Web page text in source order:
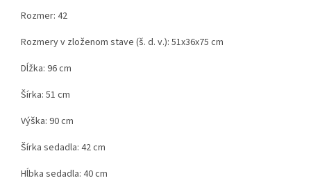
Rozmer: 42
Rozmery v zloženom stave (š. d. v.): 51x36x75 cm
Dĺžka: 96 cm
Šírka: 51 cm
Výška: 90 cm
Šírka sedadla: 42 cm
Hĺbka sedadla: 40 cm